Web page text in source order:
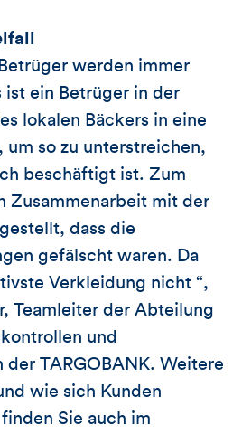
werden immer
ist ein Betrüger in der
lokalen Bäckers in eine
um so zu unterstreichen,
beschäftigt ist. Zum
Zusammenarbeit mit der
dass die
gefälscht waren. Da
Verkleidung nicht “,
Teamleiter der Abteilung
und
der TARGOBANK. Weitere
wie sich Kunden
Sie auch im